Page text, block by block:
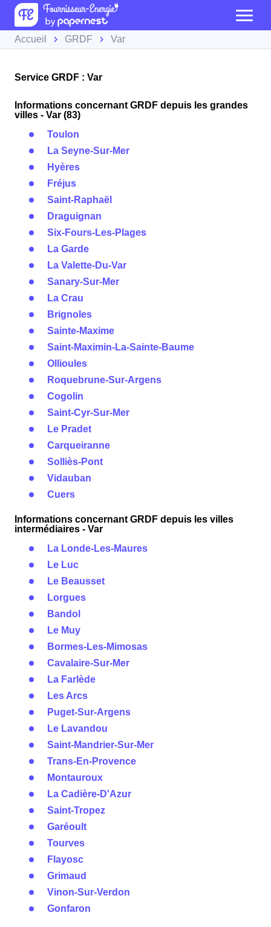
Accueil GRDF Var
Service GRDF : Var
Informations concernant GRDF depuis les grandes
villes - Var (83)
Toulon
La Seyne-Sur-Mer
Hyères
Fréjus
Saint-Raphaël
Draguignan
Six-Fours-Les-Plages
La Garde
La Valette-Du-Var
Sanary-Sur-Mer
La Crau
Brignoles
Sainte-Maxime
Saint-Maximin-La-Sainte-Baume
Ollioules
Roquebrune-Sur-Argens
Cogolin
Saint-Cyr-Sur-Mer
Le Pradet
Carqueiranne
Solliès-Pont
Vidauban
Cuers
Informations concernant GRDF depuis les villes
intermédiaires - Var
La Londe-Les-Maures
Le Luc
Le Beausset
Lorgues
Bandol
Le Muy
Bormes-Les-Mimosas
Cavalaire-Sur-Mer
La Farlède
Les Arcs
Puget-Sur-Argens
Le Lavandou
Saint-Mandrier-Sur-Mer
Trans-En-Provence
Montauroux
La Cadière-D'Azur
Saint-Tropez
Garéoult
Tourves
Flayosc
Grimaud
Vinon-Sur-Verdon
Gonfaron